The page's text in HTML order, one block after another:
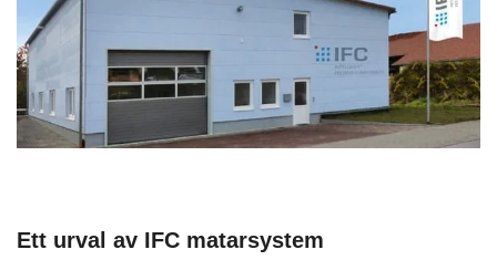
Ett urval av IFC matarsystem